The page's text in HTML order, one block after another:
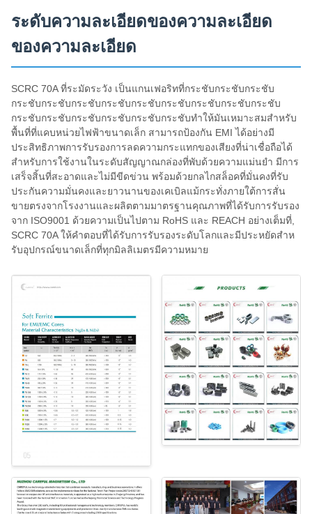
ระดับความละเอียดของความละเอียด
ของความละเอียด
SCRC 70A ที่ระมัดระวัง เป็นแกนเฟอริทที่กระชับกระชับกระชับ
กระชับกระชับกระชับกระชับกระชับกระชับกระชับกระชับกระชับ
กระชับกระชับกระชับกระชับกระชับกระชับทําให้มันเหมาะสมสําหรับ
พื้นที่ที่แคบหน่วยไฟฟ้าขนาดเล็ก สามารถป้องกัน EMI ได้อย่างมี
ประสิทธิภาพการรับรองการลดความกระแทกของเสียงที่น่าเชื่อถือได้
สําหรับการใช้งานในระดับสัญญาณกล่องที่พับด้วยความแม่นยํา มีการ
เสร็จสิ้นที่สะอาดและไม่มีขีดข่วน พร้อมด้วยกลไกสล็อคที่มั่นคงที่รับ
ประกันความมั่นคงและยาวนานของเคเบิลแม้กระทั่งภายใต้การสั่น
ขายตรงจากโรงงานและผลิตตามมาตรฐานคุณภาพที่ได้รับการรับรอง
จาก ISO9001 ด้วยความเป็นไปตาม RoHS และ REACH อย่างเต็มที่,
SCRC 70A ให้คําตอบที่ได้รับการรับรองระดับโลกและมีประหยัดสําห
รับอุปกรณ์ขนาดเล็กที่ทุกมิลลิเมตรมีความหมาย